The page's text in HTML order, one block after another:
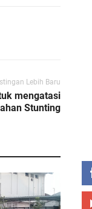
Lebih Baru
mengatasi
Stunting